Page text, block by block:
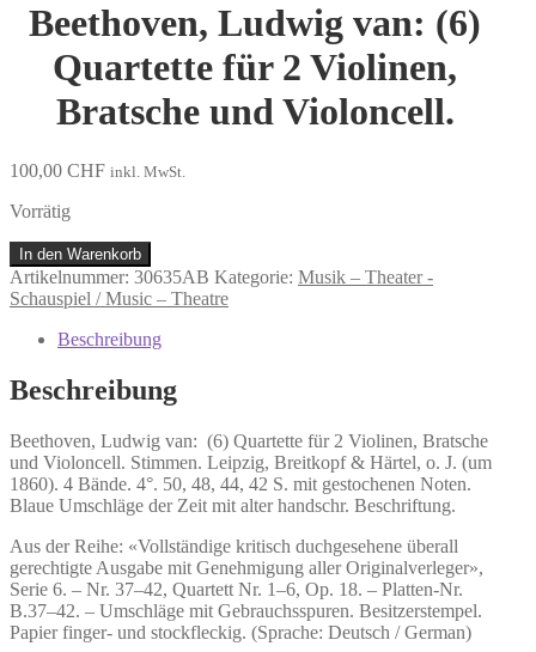
Beethoven, Ludwig van: (6)
Quartette für 2 Violinen,
Bratsche und Violoncell.
100,00 CHF inkl. MwSt.
Vorrätig
Beethoven,
Ludwig
van:
Quartette
2
Violinen,
und
Violoncell.
Menge
In den Warenkorb
Artikelnummer: 30635AB Kategorie: Musik – Theater -
Schauspiel / Music – Theatre
Beschreibung
Beschreibung
Beethoven, Ludwig van: (6) Quartette für 2 Violinen, Bratsche
und Violoncell. Stimmen. Leipzig, Breitkopf & Härtel, o. J. (um
1860). 4 Bände. 4°. 50, 48, 44, 42 S. mit gestochenen Noten.
Blaue Umschläge der Zeit mit alter handschr. Beschriftung.
Aus der Reihe: «Vollständige kritisch duchgesehene überall
gerechtigte Ausgabe mit Genehmigung aller Originalverleger»,
Serie 6. – Nr. 37–42, Quartett Nr. 1–6, Op. 18. – Platten-Nr.
B.37–42. – Umschläge mit Gebrauchsspuren. Besitzerstempel.
Papier finger- und stockfleckig. (Sprache: Deutsch / German)